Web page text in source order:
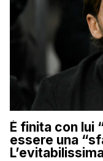
È finita con lui
essere una